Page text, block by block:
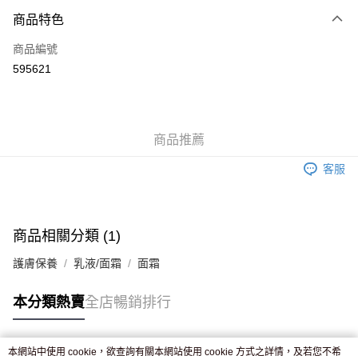
信用卡
Apple Pay
付款後門市自取，訂單確認後2-4個工作天到店，7天內取。逾期後
商品特色
商品編號
595621
商品推薦
客服
商品相關分類 (1)
護膚保養 乳液/面霜 面霜
本分類熱賣全店暢銷排行
本網站中使用 cookie，欲查詢有關本網站使用 cookie 方式之詳情，及若您不希